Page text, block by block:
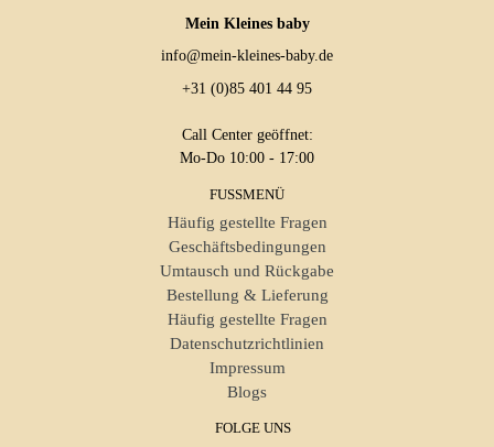
Mein Kleines baby
info@mein-kleines-baby.de
+31 (0)85 401 44 95
Call Center geöffnet:
Mo-Do 10:00 - 17:00
FUSSMENÜ
Häufig gestellte Fragen
Geschäftsbedingungen
Umtausch und Rückgabe
Bestellung & Lieferung
Häufig gestellte Fragen
Datenschutzrichtlinien
Impressum
Blogs
FOLGE UNS